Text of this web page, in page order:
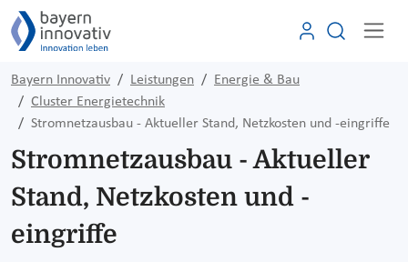
Bayern Innovativ Leistungen
Energie & Bau
Cluster Energietechnik
Stromnetzausbau - Aktueller Stand, Netzkosten und -eingriffe
Stromnetzausbau - Aktueller
Stand, Netzkosten und -
eingriffe